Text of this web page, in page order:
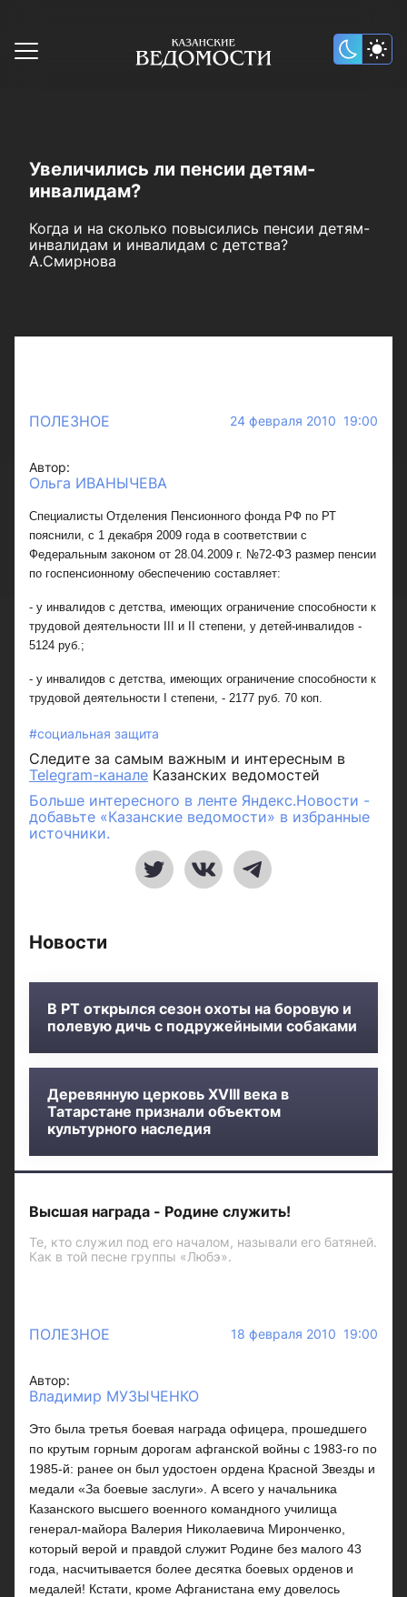
Увеличились ли пенсии детям-
инвалидам?
Когда и на сколько повысились пенсии детям-
инвалидам и инвалидам с детства?
А.Смирнова
ПОЛЕЗНОЕ 24 февраля 2010 19:00
Автор:
Ольга ИВАНЫЧЕВА
Специалисты Отделения Пенсионного фонда РФ по РТ
пояснили, с 1 декабря 2009 года в соответствии с
Федеральным законом от 28.04.2009 г. №72-ФЗ размер пенсии
по госпенсионному обеспечению составляет:
- у инвалидов с детства, имеющих ограничение способности к
трудовой деятельности III и II степени, у детей-инвалидов -
5124 руб.;
- у инвалидов с детства, имеющих ограничение способности к
трудовой деятельности I степени, - 2177 руб. 70 коп.
#социальная защита
Следите за самым важным и интересным в
Telegram-канале Казанских ведомостей
Больше интересного в ленте Яндекс.Новости -
добавьте «Казанские ведомости» в избранные
источники.
Новости
В РТ открылся сезон охоты на боровую и
полевую дичь с подружейными собаками
Деревянную церковь XVIII века в
Татарстане признали объектом
культурного наследия
Высшая награда - Родине служить!
Те, кто служил под его началом, называли его батяней.
Как в той песне группы «Любэ».
ПОЛЕЗНОЕ 18 февраля 2010 19:00
Автор:
Владимир МУЗЫЧЕНКО
Это была третья боевая награда офицера, прошедшего
по крутым горным дорогам афганской войны с 1983-го по
1985-й: ранее он был удостоен ордена Красной Звезды и
медали «За боевые заслуги». А всего у начальника
Казанского высшего военного командного училища
генерал-майора Валерия Николаевича Миронченко,
который верой и правдой служит Родине без малого 43
года, насчитывается более десятка боевых орденов и
медалей! Кстати, кроме Афганистана ему довелось